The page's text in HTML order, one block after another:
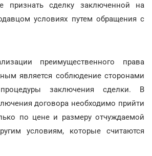
признать сделку заключенной на
условиях путем обращения с
преимущественного права
является соблюдение сторонами
процедуры заключения сделки. В
договора необходимо прийти
по цене и размеру отчуждаемой
условиям, которые считаются